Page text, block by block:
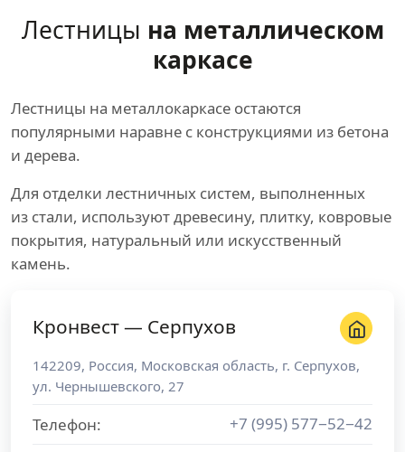
Лестницы на металлическом
каркасе
Лестницы на металлокаркасе остаются
популярными наравне с конструкциями из бетона
и дерева.
Для отделки лестничных систем, выполненных
из стали, используют древесину, плитку, ковровые
покрытия, натуральный или искусственный
камень.
Кронвест — Серпухов
142209, Россия, Московская область, г. Серпухов,
ул. Чернышевского, 27
Телефон:
+7 (995) 577−52−42